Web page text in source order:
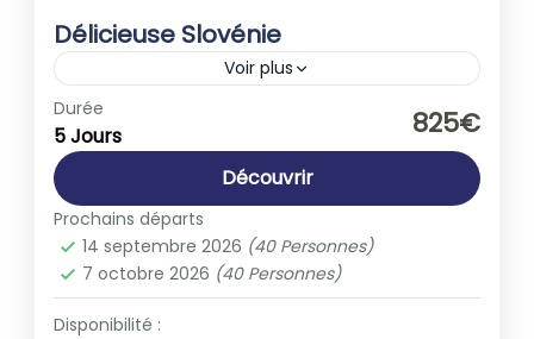
Délicieuse Slovénie
Voir plus
Europe
1-40 People
Durée
5 Jours 825€
Découvrir
Prochains départs
14 septembre 2026 (40 Personnes)
7 octobre 2026 (40 Personnes)
Disponibilité :